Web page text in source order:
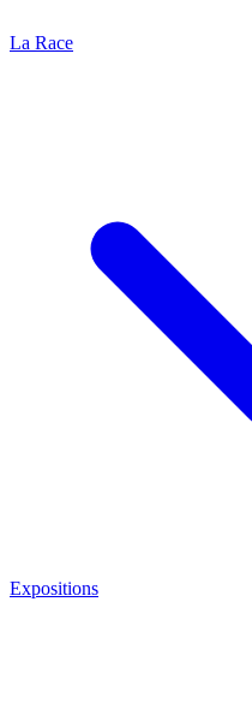
La Race
Expositions